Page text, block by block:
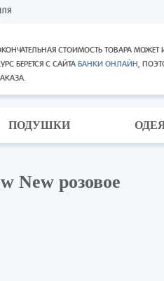
СТОИМОСТЬ ТОВАРА
БЕРЕТСЯ С САЙТА БАНКИ ОНЛАЙН,
ПОДУШКИ
New розовое